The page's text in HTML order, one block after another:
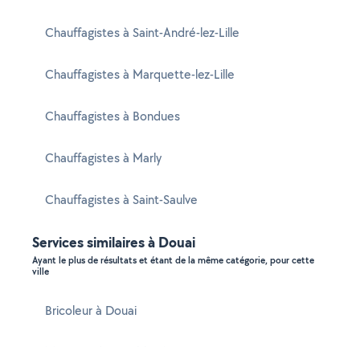
Chauffagistes à Saint-André-lez-Lille
Chauffagistes à Marquette-lez-Lille
Chauffagistes à Bondues
Chauffagistes à Marly
Chauffagistes à Saint-Saulve
Services similaires à Douai
Ayant le plus de résultats et étant de la même catégorie, pour cette
ville
Bricoleur à Douai